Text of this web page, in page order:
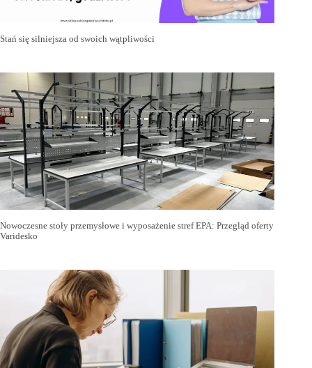
Stań się silniejsza od swoich wątpliwości
Nowoczesne stoły przemysłowe i wyposażenie stref EPA: Przegląd oferty
Varidesko